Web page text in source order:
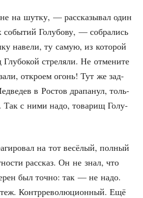
не на шут­ку, — рас­ска­зы­вал один
собы­тий Голу­бо­ву, — собра­лись
наве­ли, ту самую, из кото­рой
стре­ля­ли. Не отме­ни­те
откро­ем огонь! Тут же зад­
в Ростов дра­па­нул, толь­
Так с ними надо, това­рищ Голу­
на тот весё­лый, пол­ный
рас­сказ. Он не знал, что
был точ­но: так — не надо.
Контр­ре­во­лю­ци­он­ный. Ещё